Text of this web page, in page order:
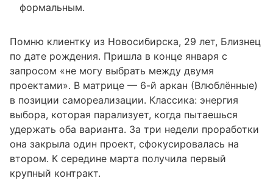
формальным.
Помню клиентку из Новосибирска, 29 лет, Близнец
по дате рождения. Пришла в конце января с
запросом «не могу выбрать между двумя
проектами». В матрице — 6-й аркан (Влюблённые)
в позиции самореализации. Классика: энергия
выбора, которая парализует, когда пытаешься
удержать оба варианта. За три недели проработки
она закрыла один проект, сфокусировалась на
втором. К середине марта получила первый
крупный контракт.